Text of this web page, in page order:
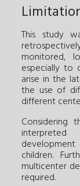
This study
monitored,
especially to
arise in the
the use of
different
Considering
children.
multicenter
required.